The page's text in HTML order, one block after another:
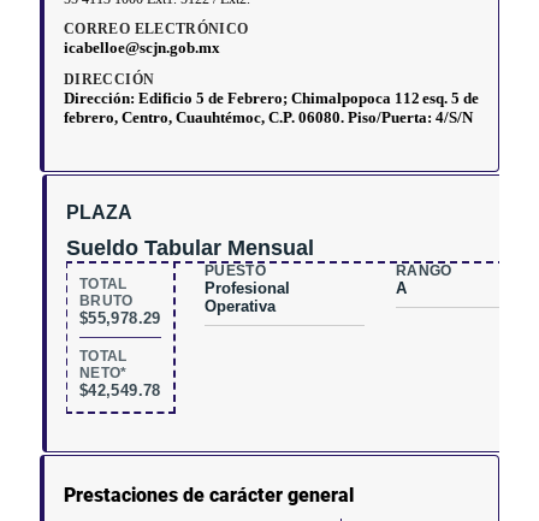
PLAZA
Sueldo Tabular Mensual
TOTAL
BRUTO
$55,978.29
TOTAL
NETO*
$42,549.78
PUESTO
Profesional
Operativa
RANGO
A
Prestaciones de carácter general